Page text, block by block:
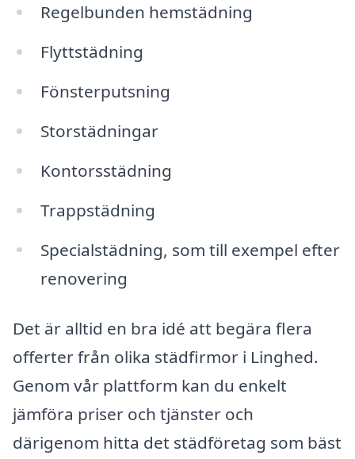
Regelbunden hemstädning
Flyttstädning
Fönsterputsning
Storstädningar
Kontorsstädning
Trappstädning
Specialstädning, som till exempel efter
renovering
Det är alltid en bra idé att begära flera
offerter från olika städfirmor i Linghed.
Genom vår plattform kan du enkelt
jämföra priser och tjänster och
därigenom hitta det städföretag som bäst